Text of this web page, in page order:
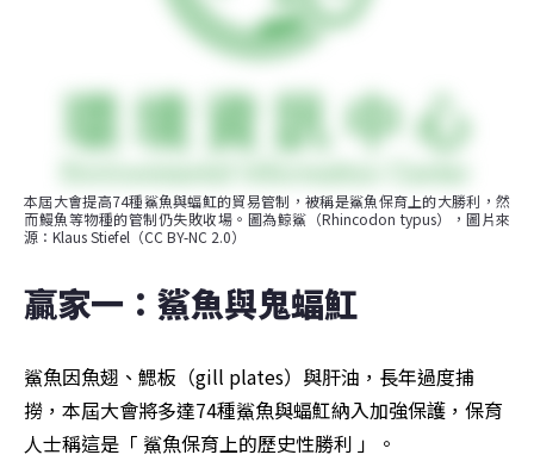
本屆大會提高74種鯊魚與蝠魟的貿易管制，被稱是鯊魚保育上的大勝利，然
而鰻魚等物種的管制仍失敗收場。圖為鯨鯊（Rhincodon typus），圖片來
源：Klaus Stiefel（CC BY-NC 2.0）
贏家一：鯊魚與鬼蝠魟
鯊魚因魚翅、鰓板（gill plates）與肝油，長年過度捕
撈，本屆大會將多達74種鯊魚與蝠魟納入加強保護，保育
人士稱這是「 鯊魚保育上的歷史性勝利 」。